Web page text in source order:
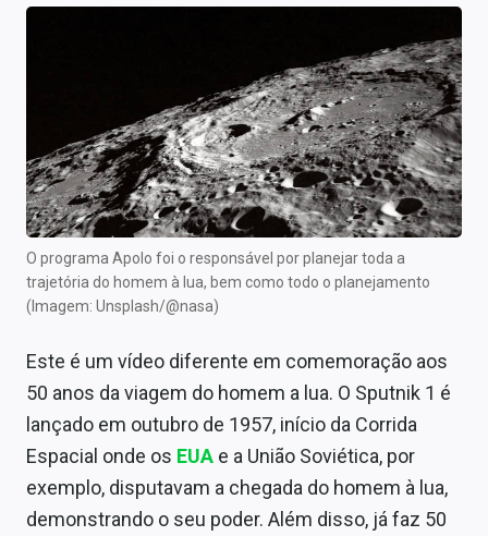
Comprar ou vender?
Carteiras Recomendadas
Central de Dividendos
Central de Fundos Imobiliários
Central dos IPOs
Renda Fixa
Finanças Pessoais
Mercados
Economia
O programa Apolo foi o responsável por planejar toda a
trajetória do homem à lua, bem como todo o planejamento
(Imagem: Unsplash/@nasa)
Este é um vídeo diferente em comemoração aos
50 anos da viagem do homem a lua. O Sputnik 1 é
lançado em outubro de 1957, início da Corrida
Espacial onde os EUA e a União Soviética, por
exemplo, disputavam a chegada do homem à lua,
demonstrando o seu poder. Além disso, já faz 50